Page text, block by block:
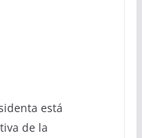
está
de la